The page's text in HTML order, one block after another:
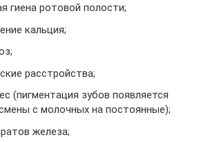
гиена ротовой полости;
кальция;
расстройства;
(пигментация зубов появляется
с молочных на постоянные);
железа;